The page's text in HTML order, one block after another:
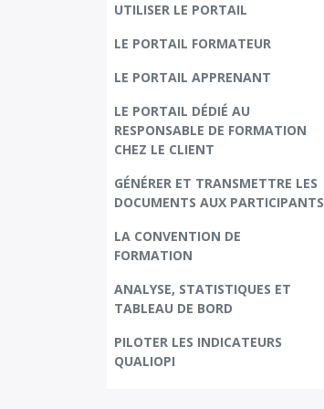
UTILISER LE PORTAIL
LE PORTAIL FORMATEUR
LE PORTAIL APPRENANT
LE PORTAIL DÉDIÉ AU
RESPONSABLE DE FORMATION
CHEZ LE CLIENT
GÉNÉRER ET TRANSMETTRE LES
DOCUMENTS AUX PARTICIPANTS
LA CONVENTION DE
FORMATION
ANALYSE, STATISTIQUES ET
TABLEAU DE BORD
PILOTER LES INDICATEURS
QUALIOPI